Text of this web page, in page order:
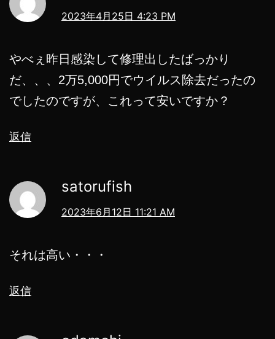
2023年4月25日 4:23 PM
やべぇ昨日感染して修理出したばっかり
だ、、、2万5,000円でウイルス除去だったの
でしたのですが、これって安いですか？
返信
satorufish
2023年6月12日 11:21 AM
それは高い・・・
返信